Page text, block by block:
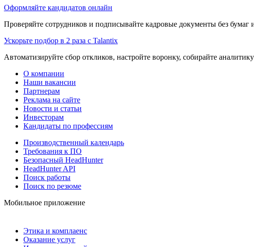
Оформляйте кандидатов онлайн
Проверяйте сотрудников и подписывайте кадровые документы без бумаг
Ускорьте подбор в 2 раза с Talantix
Автоматизируйте сбор откликов, настройте воронку, собирайте
О компании
Наши вакансии
Партнерам
Реклама на сайте
Новости и статьи
Инвесторам
Кандидаты по профессиям
Производственный календарь
Требования к ПО
Безопасный HeadHunter
HeadHunter API
Поиск работы
Поиск по резюме
Мобильное приложение
Этика и комплаенс
Оказание услуг